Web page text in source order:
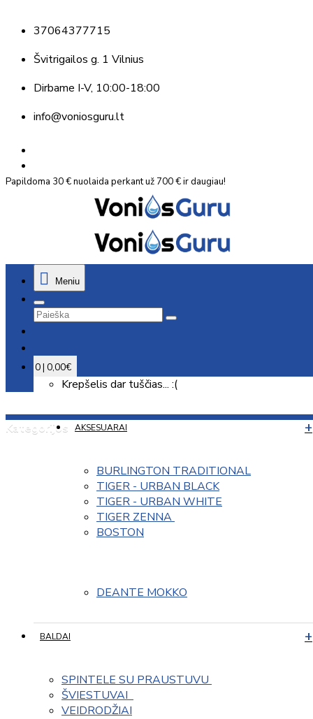
37064377715
Švitrigailos g. 1 Vilnius
Dirbame I-V, 10:00-18:00
info@voniosguru.lt
Papildoma 30 € nuolaida perkant už 700 € ir daugiau!
Meniu
0 | 0,00€
Krepšelis dar tuščias... :(
Kategorijos AKSESUARAI
BURLINGTON TRADITIONAL
TIGER - URBAN BLACK
TIGER - URBAN WHITE
TIGER ZENNA
BOSTON
DEANTE MOKKO
BALDAI
SPINTELE SU PRAUSTUVU
ŠVIESTUVAI
VEIDRODŽIAI